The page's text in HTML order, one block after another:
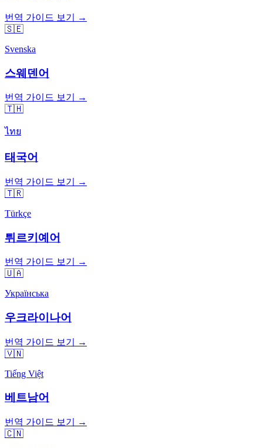
번역 가이드 보기 →
🇸🇪
Svenska
스웨덴어
번역 가이드 보기 →
🇹🇭
ไทย
태국어
번역 가이드 보기 →
🇹🇷
Türkçe
튀르키예어
번역 가이드 보기 →
🇺🇦
Українська
우크라이나어
번역 가이드 보기 →
🇻🇳
Tiếng Việt
베트남어
번역 가이드 보기 →
🇨🇳